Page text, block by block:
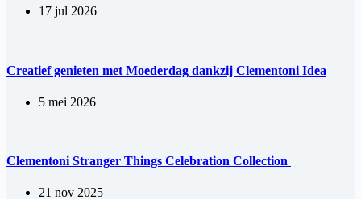
17 jul 2026
Creatief genieten met Moederdag dankzij Clementoni Idea
5 mei 2026
Clementoni Stranger Things Celebration Collection
21 nov 2025